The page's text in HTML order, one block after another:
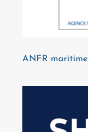
ANFR maritime